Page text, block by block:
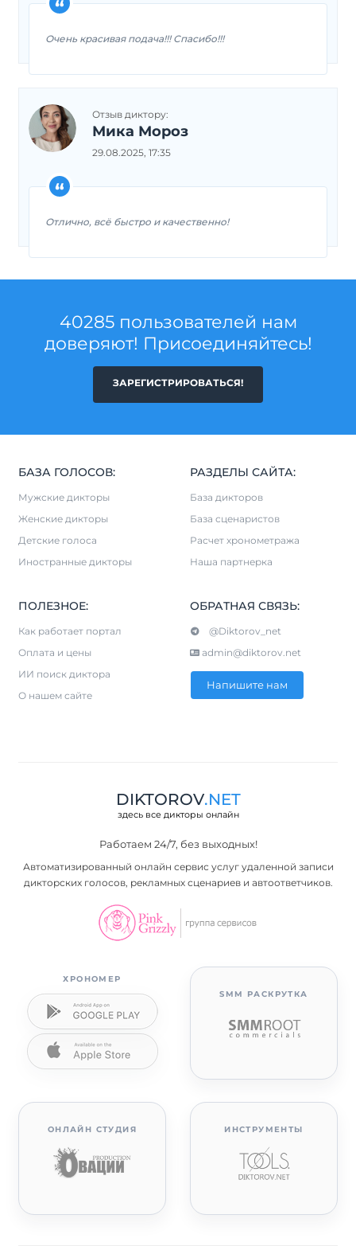
Очень красивая подача!!! Спасибо!!!
Отзыв диктору:
Мика Мороз
29.08.2025, 17:35
Отлично, всё быстро и качественно!
40285 пользователей нам
доверяют! Присоединяйтесь!
ЗАРЕГИСТРИРОВАТЬСЯ!
БАЗА ГОЛОСОВ:
Мужские дикторы
Женские дикторы
Детские голоса
Иностранные дикторы
РАЗДЕЛЫ САЙТА:
База дикторов
База сценаристов
Расчет хронометража
Наша партнерка
ПОЛЕЗНОЕ:
Как работает портал
Оплата и цены
ИИ поиск диктора
О нашем сайте
ОБРАТНАЯ СВЯЗЬ:
@Diktorov_net
admin@diktorov.net
Напишите нам
DIKTOROV.NET
здесь все дикторы онлайн
Работаем 24/7, без выходных!
Автоматизированный онлайн сервис услуг удаленной записи
дикторских голосов, рекламных сценариев и автоответчиков.
ХРОНОМЕР
SMM РАСКРУТКА
ОНЛАЙН СТУДИЯ ИНСТРУМЕНТЫ